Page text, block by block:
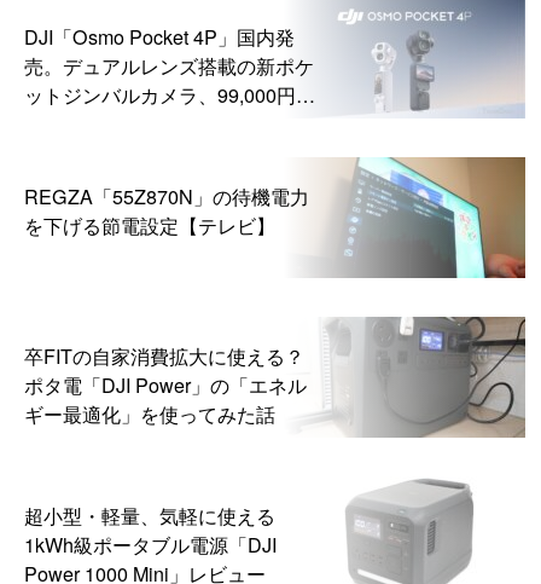
DJI「Osmo Pocket 4P」国内発
売。デュアルレンズ搭載の新ポケ
ットジンバルカメラ、99,000円か
REGZA「55Z870N」の待機電力
を下げる節電設定【テレビ】
卒FITの自家消費拡大に使える？
ポタ電「DJI Power」の「エネル
ギー最適化」を使ってみた話
超小型・軽量、気軽に使える
1kWh級ポータブル電源「DJI
Power 1000 Mini」レビュー